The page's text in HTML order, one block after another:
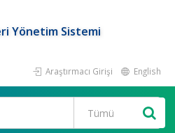
Yönetim Sistemi
Araştırmacı Girişi English